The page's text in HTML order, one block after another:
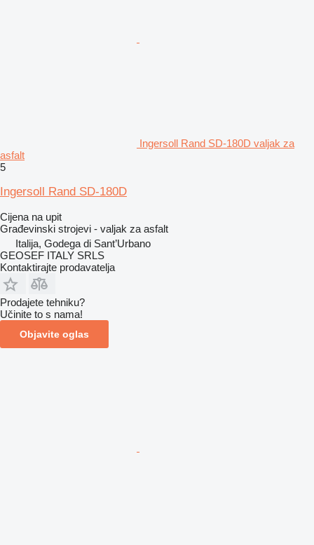
Ingersoll Rand SD-180D valjak za
asfalt
5
Ingersoll Rand SD-180D
Cijena na upit
Građevinski strojevi - valjak za asfalt
Italija, Godega di Sant’Urbano
GEOSEF ITALY SRLS
Kontaktirajte prodavatelja
Prodajete tehniku?
Učinite to s nama!
Objavite oglas